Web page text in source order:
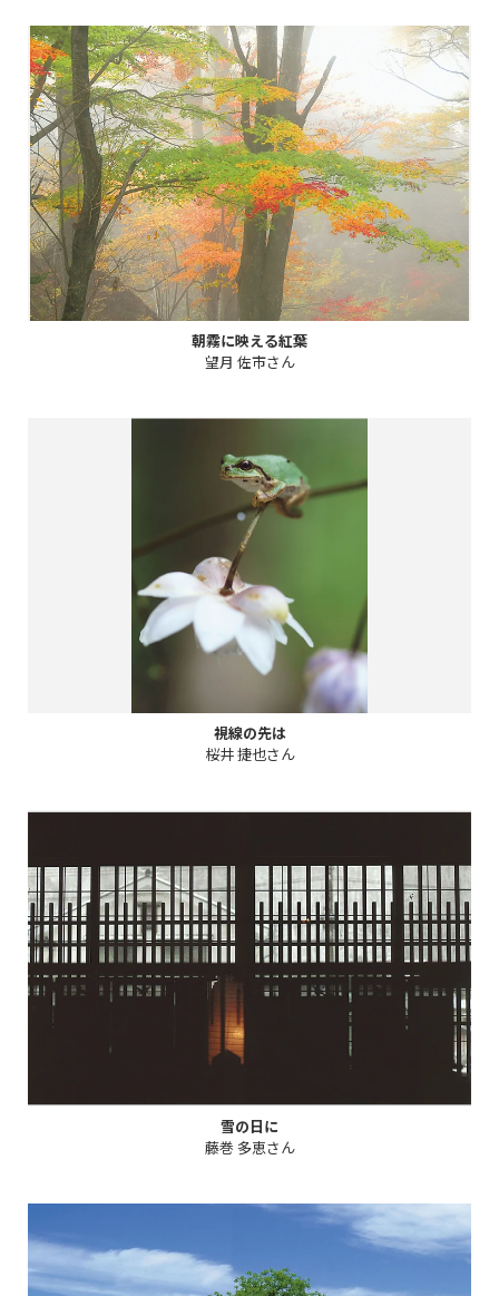
朝霧に映える紅葉
望月 佐市さん
視線の先は
桜井 捷也さん
雪の日に
藤巻 多恵さん